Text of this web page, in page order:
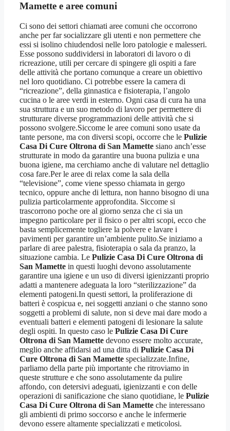
Mamette e aree comuni
Ci sono dei settori chiamati aree comuni che occorrono
anche per far socializzare gli utenti e non permettere che
essi si isolino chiudendosi nelle loro patologie e malesseri.
Esse possono suddividersi in laboratori di lavoro o di
ricreazione, utili per cercare di spingere gli ospiti a fare
delle attività che portano comunque a creare un obiettivo
nel loro quotidiano. Ci potrebbe essere la camera di
“ricreazione”, della ginnastica e fisioterapia, l’angolo
cucina o le aree verdi in esterno. Ogni casa di cura ha una
sua struttura e un suo metodo di lavoro per permettere di
strutturare diverse programmazioni delle attività che si
possono svolgere.Siccome le aree comuni sono usate da
tante persone, ma con diversi scopi, occorre che le Pulizie
Casa Di Cure Oltrona di San Mamette siano anch’esse
strutturate in modo da garantire una buona pulizia e una
buona igiene, ma cerchiamo anche di valutare nel dettaglio
cosa fare.Per le aree di relax come la sala della
“televisione”, come viene spesso chiamata in gergo
tecnico, oppure anche di lettura, non hanno bisogno di una
pulizia particolarmente approfondita. Siccome si
trascorrono poche ore al giorno senza che ci sia un
impegno particolare per il fisico o per altri scopi, ecco che
basta semplicemente togliere la polvere e lavare i
pavimenti per garantire un’ambiente pulito.Se iniziamo a
parlare di aree palestra, fisioterapia o sala da pranzo, la
situazione cambia. Le Pulizie Casa Di Cure Oltrona di
San Mamette in questi luoghi devono assolutamente
garantire una igiene e un uso di diversi igienizzanti proprio
adatti a mantenere adeguata la loro “sterilizzazione” da
elementi patogeni.In questi settori, la proliferazione di
batteri è cospicua e, nei soggetti anziani o che stanno sono
soggetti a problemi di salute, non si deve mai dare modo a
eventuali batteri e elementi patogeni di lesionare la salute
degli ospiti. In questo caso le Pulizie Casa Di Cure
Oltrona di San Mamette devono essere molto accurate,
meglio anche affidarsi ad una ditta di Pulizie Casa Di
Cure Oltrona di San Mamette specializzate.Infine,
parliamo della parte più importante che ritroviamo in
queste strutture e che sono assolutamente da pulire
affondo, con detersivi adeguati, igienizzanti e con delle
operazioni di sanificazione che siano quotidiane, le Pulizie
Casa Di Cure Oltrona di San Mamette che interessano
gli ambienti di primo soccorso e anche le infermerie
devono essere altamente specializzati e meticolosi.